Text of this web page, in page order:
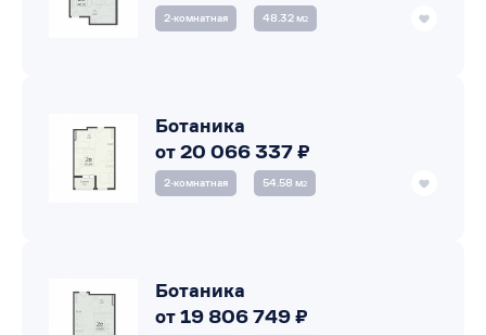
2‑комнатная 48.32 м2
Ботаника
от 20 066 337 ₽
2‑комнатная 54.58 м2
Ботаника
от 19 806 749 ₽